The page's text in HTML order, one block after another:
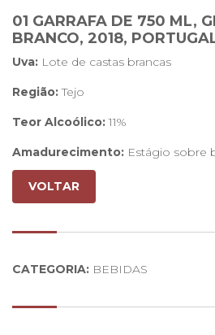
01 GARRAFA DE 750 ML,
BRANCO, 2018,
Uva: Lote de castas brancas
Região:Tejo
Teor Alcoólico:11%
Amadurecimento: Estágio sobre
Boca:Paladar fresco e leve
VOLTAR
CATEGORIA: BEBIDAS